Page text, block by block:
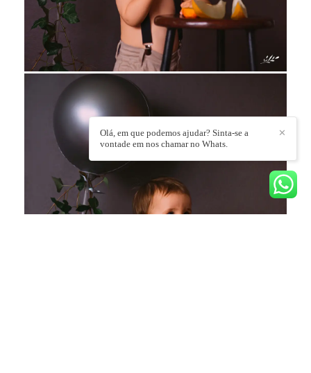
✕
Olá, em que podemos ajudar? Sinta-se a
vontade em nos chamar no Whats.